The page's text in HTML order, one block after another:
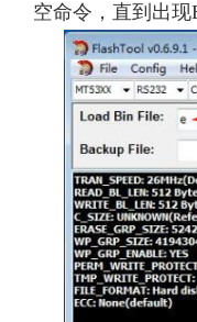
空命令，直到出现